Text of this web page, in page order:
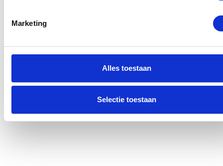
Marketing
Alles toestaan
Selectie toestaan